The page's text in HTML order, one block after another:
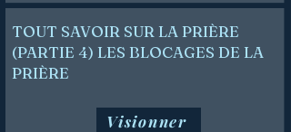
TOUT SAVOIR SUR LA PRIÈRE
(PARTIE 4) LES BLOCAGES DE LA
PRIÈRE
Visionner